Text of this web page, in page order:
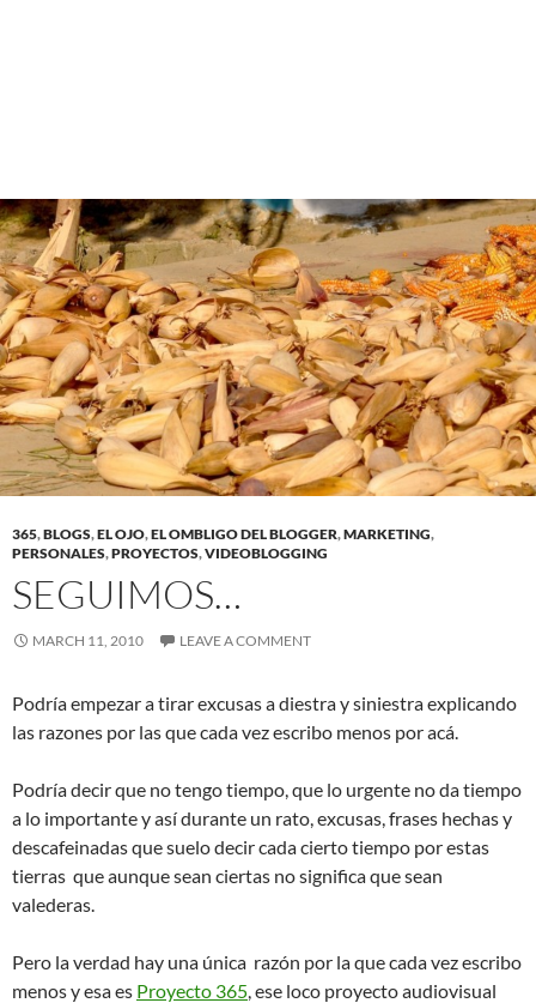
365,BLOGS,EL OJO,EL OMBLIGO DEL BLOGGER,MARKETING,
PERSONALES,PROYECTOS,VIDEOBLOGGING
SEGUIMOS…
MARCH 11, 2010 LEAVE A COMMENT
Podría empezar a tirar excusas a diestra y siniestra explicando
las razones por las que cada vez escribo menos por acá.
Podría decir que no tengo tiempo, que lo urgente no da tiempo
a lo importante y así durante un rato, excusas, frases hechas y
descafeinadas que suelo decir cada cierto tiempo por estas
tierras que aunque sean ciertas no significa que sean
valederas.
Pero la verdad hay una única razón por la que cada vez escribo
menos y esa es Proyecto 365, ese loco proyecto audiovisual